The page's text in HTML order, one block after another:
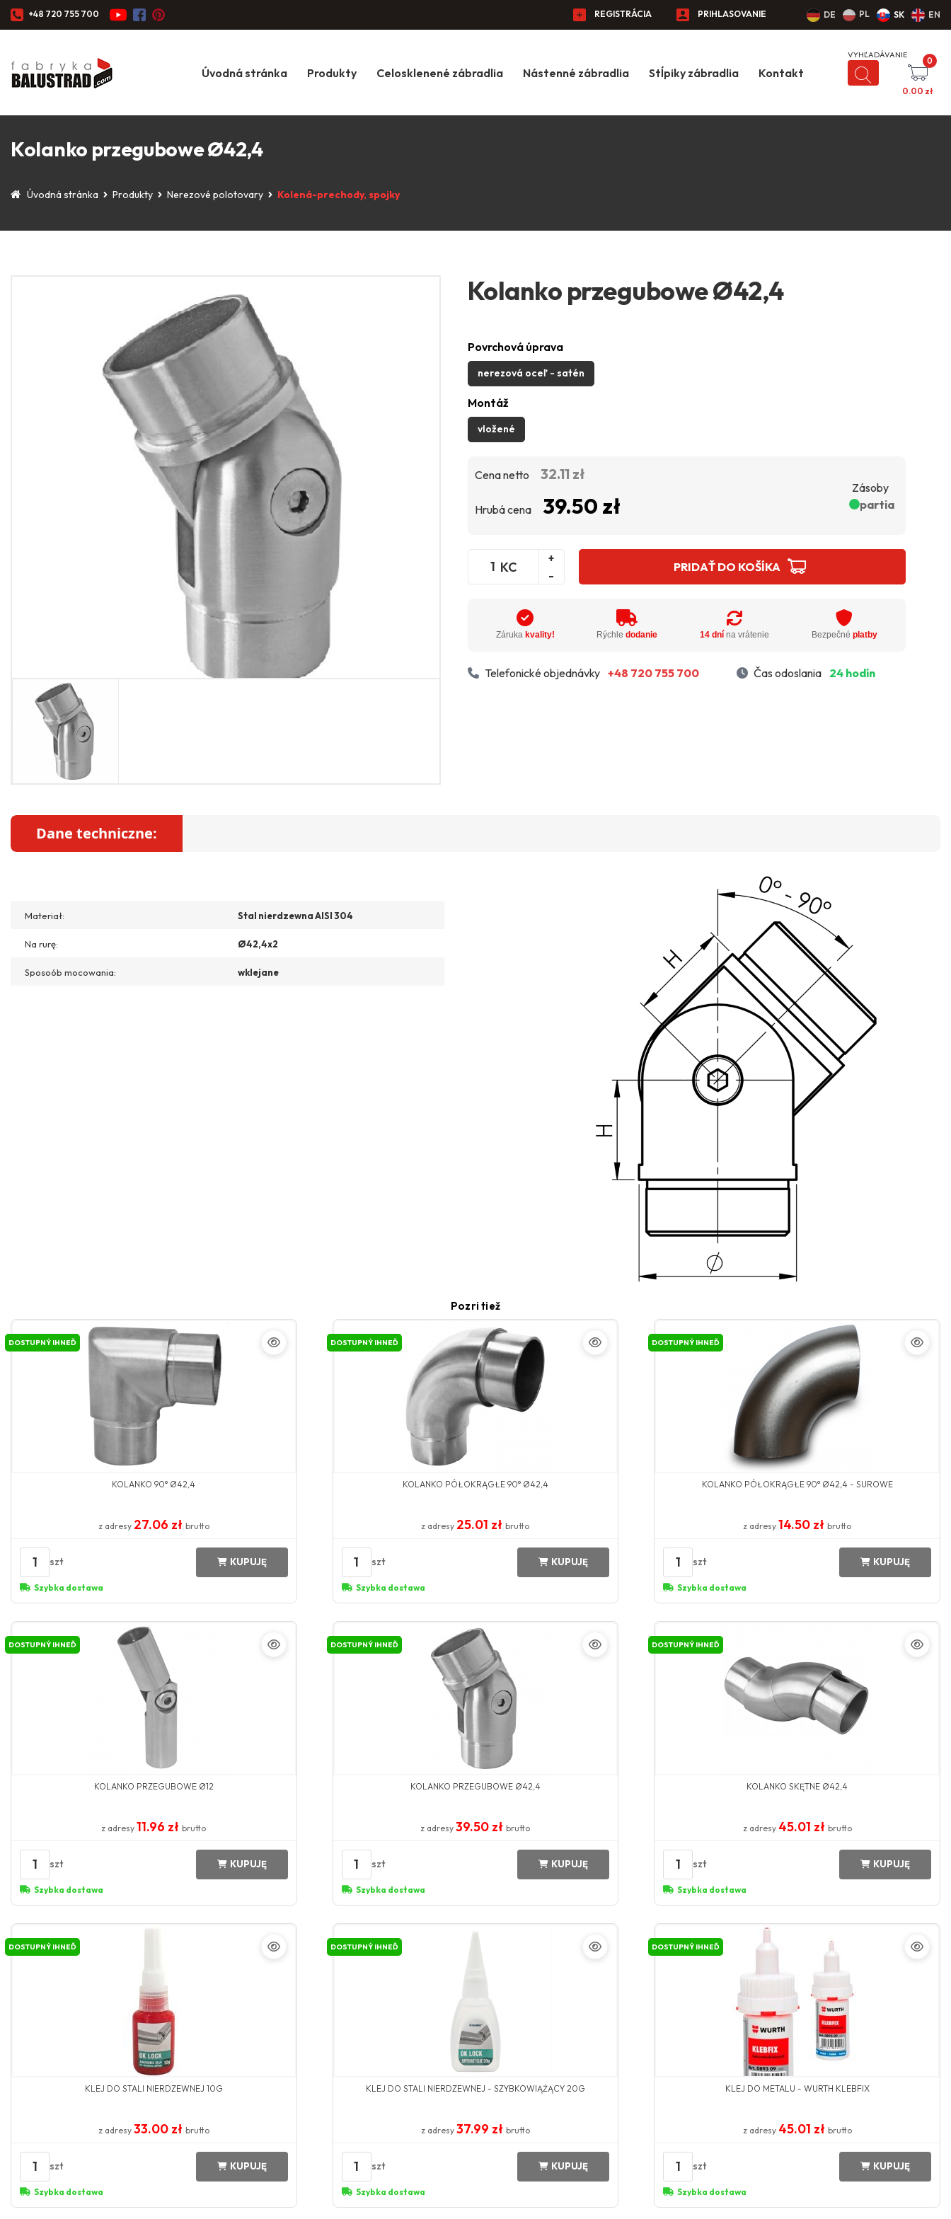
+48 720 755 700 REGISTRÁCIA PRIHLASOVANIE DE PL SK EN
Úvodná stránka Produkty Celosklenené zábradlia Nástenné zábradlia Stĺpiky zábradlia Kontakt
0
0.00 zł
Kolanko przegubowe Ø42,4
Úvodná stránka Produkty Nerezové polotovary Kolená-prechody, spojky
Kolanko przegubowe Ø42,4
Povrchová úprava
nerezová oceľ - satén
Montáž
vložené
Cena netto 32.11 zł
Hrubá cena 39.50 zł
Zásoby
partia
KC
+
-
PRIDAŤ DO KOŠÍKA
Záruka kvality! Rýchledodanie 14 dní na vrátenie Bezpečné platby
Telefonické objednávky +48 720 755 700 Čas odoslania 24 hodín
Dane techniczne:
Materiał: Stal nierdzewna AISI 304
Na rurę: Ø42,4x2
Sposoób mocowania: wklejane
Pozri tiež
DOSTUPNÝ IHNEĎ
KOLANKO 90° Ø42,4
z adresy 27.06 zł brutto
1 szt KUPUJĘ
Szybka dostawa
DOSTUPNÝ IHNEĎ
KOLANKO PÓŁOKRĄGŁE 90° Ø42,4
z adresy 25.01 złbrutto
1 szt KUPUJĘ
Szybka dostawa
DOSTUPNÝ IHNEĎ
KOLANKO PÓŁOKRĄGŁE 90° Ø42,4 - SUROWE
z adresy14.50 złbrutto
1 szt KUPUJĘ
Szybka dostawa
DOSTUPNÝ IHNEĎ
KOLANKO PRZEGUBOWE Ø12
z adresy11.96 złbrutto
1 szt KUPUJĘ
Szybka dostawa
DOSTUPNÝ IHNEĎ
KOLANKO PRZEGUBOWE Ø42,4
z adresy39.50 złbrutto
1 szt KUPUJĘ
Szybka dostawa
DOSTUPNÝ IHNEĎ
KOLANKO SKĘTNE Ø42,4
z adresy 45.01 zł brutto
1 szt KUPUJĘ
Szybka dostawa
DOSTUPNÝ IHNEĎ
KLEJ DO STALI NIERDZEWNEJ 10G
z adresy 33.00 zł brutto
1 szt KUPUJĘ
Szybka dostawa
DOSTUPNÝ IHNEĎ
KLEJ DO STALI NIERDZEWNEJ - SZYBKOWIĄŻĄCY 20G
z adresy 37.99 zł brutto
1 szt KUPUJĘ
Szybka dostawa
DOSTUPNÝ IHNEĎ
KLEJ DO METALU - WURTH KLEBFIX
z adresy 45.01 zł brutto
1 szt KUPUJĘ
Szybka dostawa